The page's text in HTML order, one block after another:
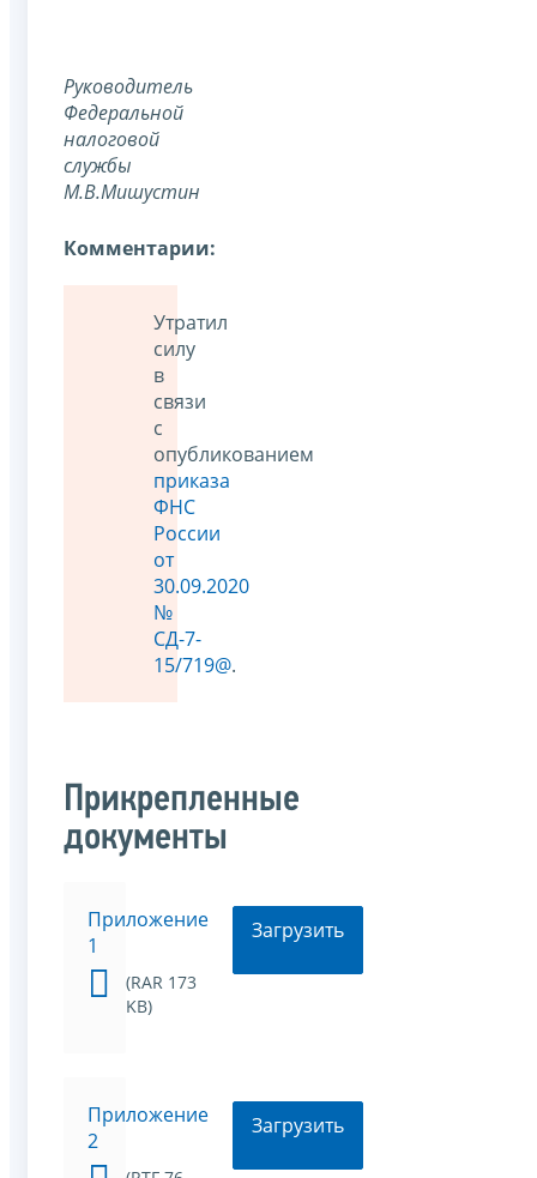
Руководитель
Федеральной
налоговой
службы
М.В.Мишустин
Комментарии:
Утратил
силу
в
связи
с
опубликованием
приказа
ФНС
России
от
30.09.2020
№
СД-7-
15/719@.
Прикрепленные
документы
Приложение
1
(RAR 173
KB)
Загрузить
Приложение
2
Загрузить